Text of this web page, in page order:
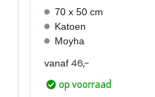
70 x 50 cm
Katoen
Moyha
vanaf46,-
op voorraad